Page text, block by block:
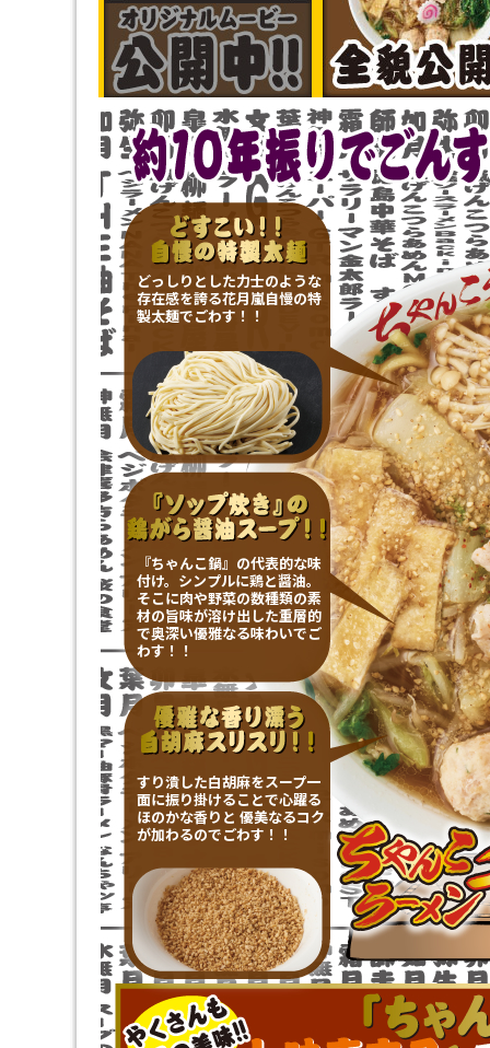
どっしりとした力士のような
存在感を誇る花月嵐自慢の特
製太麺でごわす！！
『ちゃんこ鍋』の代表的な味
付け。シンプルに鶏と醤油。
そこに肉や野菜の数種類の素
材の旨味が溶け出した重層的
で奥深い優雅なる味わいでご
わす！！
すり潰した白胡麻をスープ一
面に振り掛けることで心躍る
ほのかな香りと 優美なるコク
が加わるのでごわす！！